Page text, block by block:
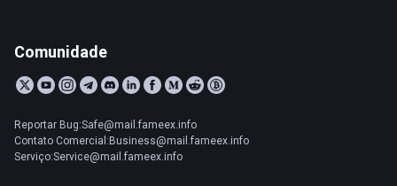
Comunidade
Reportar Bug:Safe@mail.fameex.info
Contato Comercial:Business@mail.fameex.info
Serviço:Service@mail.fameex.info